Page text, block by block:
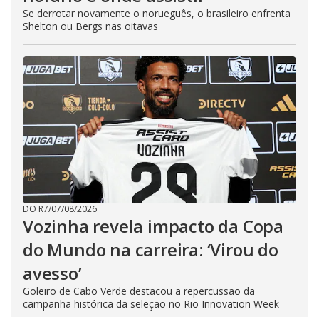
Se derrotar novamente o norueguês, o brasileiro enfrenta
Shelton ou Bergs nas oitavas
DO R7/07/08/2026
Vozinha revela impacto da Copa
do Mundo na carreira: ‘Virou do
avesso’
Goleiro de Cabo Verde destacou a repercussão da
campanha histórica da seleção no Rio Innovation Week